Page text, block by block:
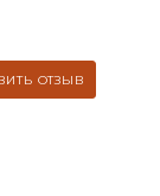
ОТЗЫВ